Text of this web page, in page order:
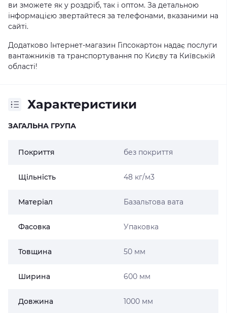
ви зможете як у роздріб, так і оптом. За детальною
інформацією звертайтеся за телефонами, вказаними на
сайті.
Додатково Інтернет-магазин Гіпсокартон надає послуги
вантажників та транспортування по Києву та Київській
області!
Характеристики
ЗАГАЛЬНА ГРУПА
Покриття без покриття
Щільність 48 кг/м3
Матеріал Базальтова вата
Фасовка Упаковка
Товщина 50 мм
Ширина 600 мм
Довжина 1000 мм